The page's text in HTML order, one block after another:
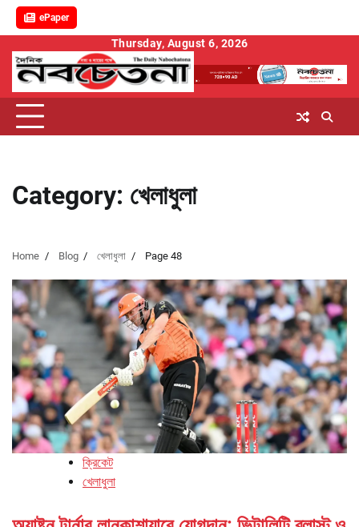
ePaper
content
Thursday, August 6, 2026
Category: খেলাধুলা
Home Blog খেলাধুলা Page 48
ক্রিকেট
খেলাধুলা